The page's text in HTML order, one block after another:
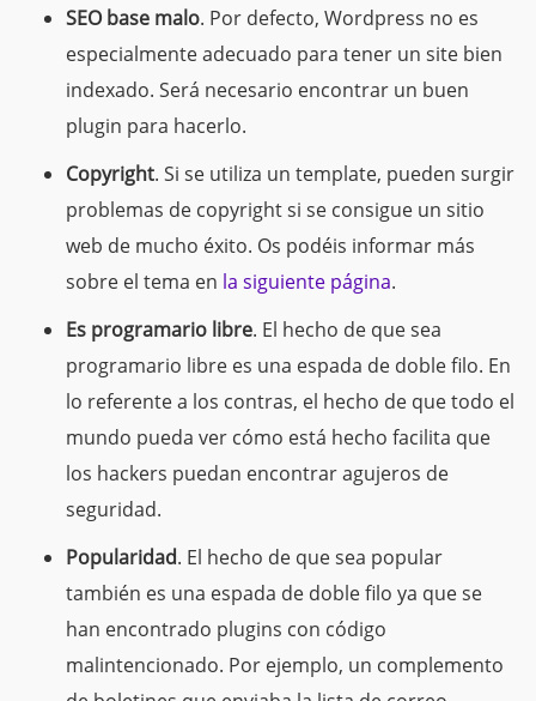
SEO base malo. Por defecto, Wordpress no es
especialmente adecuado para tener un site bien
indexado. Será necesario encontrar un buen
plugin para hacerlo.
Copyright. Si se utiliza un template, pueden surgir
problemas de copyright si se consigue un sitio
web de mucho éxito. Os podéis informar más
sobre el tema en la siguiente página.
Es programario libre. El hecho de que sea
programario libre es una espada de doble filo. En
lo referente a los contras, el hecho de que todo el
mundo pueda ver cómo está hecho facilita que
los hackers puedan encontrar agujeros de
seguridad.
Popularidad. El hecho de que sea popular
también es una espada de doble filo ya que se
han encontrado plugins con código
malintencionado. Por ejemplo, un complemento